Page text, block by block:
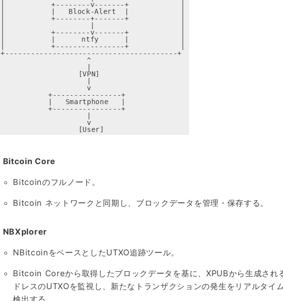
|    　　　　+--------v-------+            |
|    　　　　|   Block-Alert  |            |
|    　　　　+--------+-------+            |
|    　　　　+--------v-------+            |
|    　　　　|      ntfy      |            |
|    　　　　+----------------+            |
+----------------------------------------+
                    ^
                  [VPN]
                    v
           +----------------+
           |   Smartphone   |
           +----------------+
                    v
                  [User]
Bitcoin Core
Bitcoinのフルノード。
Bitcoin ネットワークと同期し、ブロックデータを管理・保存する。
NBXplorer
NBitcoinをベースとしたUTXO追跡ツール。
Bitcoin Coreから取得したブロックデータを基に、XPUBから生成され
ドレスのUTXOを監視し、新たなトランザクションの発生をリアルタイ